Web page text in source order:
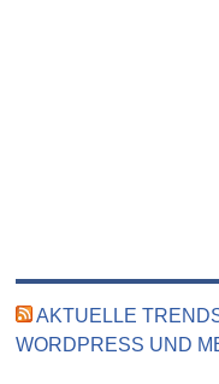
AKTUELLE
WORDPRESS UND